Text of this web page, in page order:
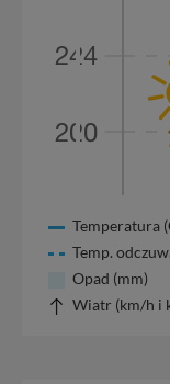
Temperatura
Temp.
Opad (mm)
Wiatr (km/h i